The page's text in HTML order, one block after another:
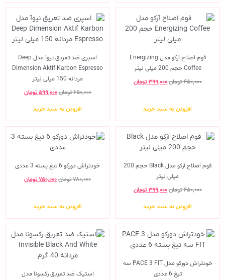
فوم اصلاح آرکو مدل Energizing
Coffee حجم 200 میلی لیتر
۴۵۰,۰۰۰تومان۳۹۹,۰۰۰ تومان
افزودن به سبد خرید
اسپری ضد تعریق نیوآ مدل Deep
Dimension Aktif Karbon Espresso
مردانه 150 میلی لیتر
۶۵۰,۰۰۰تومان۵۹۹,۰۰۰ تومان
افزودن به سبد خرید
فوم اصلاح آرکو مدل Black حجم 200
میلی لیتر
۴۵۰,۰۰۰تومان۳۹۹,۰۰۰ تومان
افزودن به سبد خرید
خودتراش دورکو 6 تیغ بسته 3 عددی
۷۸۰,۰۰۰تومان۷۵۰,۰۰۰تومان
افزودن به سبد خرید
خودتراش دورکو مدل PACE 3 FIT سه
تیغ 6 عددی
استیک ضد تعریق رکسونا مدل